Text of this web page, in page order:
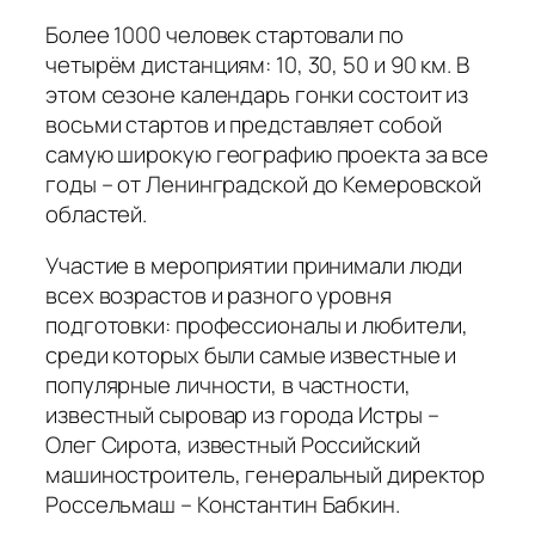
Более 1000 человек стартовали по
четырём дистанциям: 10, 30, 50 и 90 км. В
этом сезоне календарь гонки состоит из
восьми стартов и представляет собой
самую широкую географию проекта за все
годы – от Ленинградской до Кемеровской
областей.
Участие в мероприятии принимали люди
всех возрастов и разного уровня
подготовки: профессионалы и любители,
среди которых были самые известные и
популярные личности, в частности,
известный сыровар из города Истры –
Олег Сирота, известный Российский
машиностроитель, генеральный директор
Россельмаш – Константин Бабкин.